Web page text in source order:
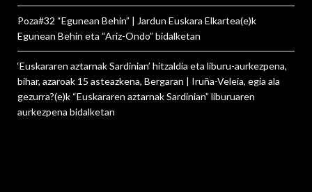
Poza#32 “Egunean Behin” | Jardun Euskara Elkartea(e)k
Egunean Behin eta “Ariz-Ondo” bidalketan
‘Euskararen aztarnak Sardinian’ hitzaldia eta liburu-aurkezpena,
bihar, azaroak 15 asteazkena, Bergaran | Iruña-Veleia, egia ala
gezurra?(e)k “Euskararen aztarnak Sardinian” liburuaren
aurkezpena bidalketan